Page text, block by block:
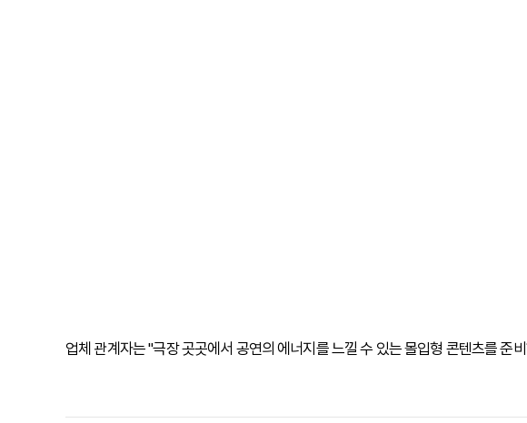
업체 관계자는 "극장 곳곳에서 공연의 에너지를 느낄 수 있는 몰입형 콘텐츠를 준